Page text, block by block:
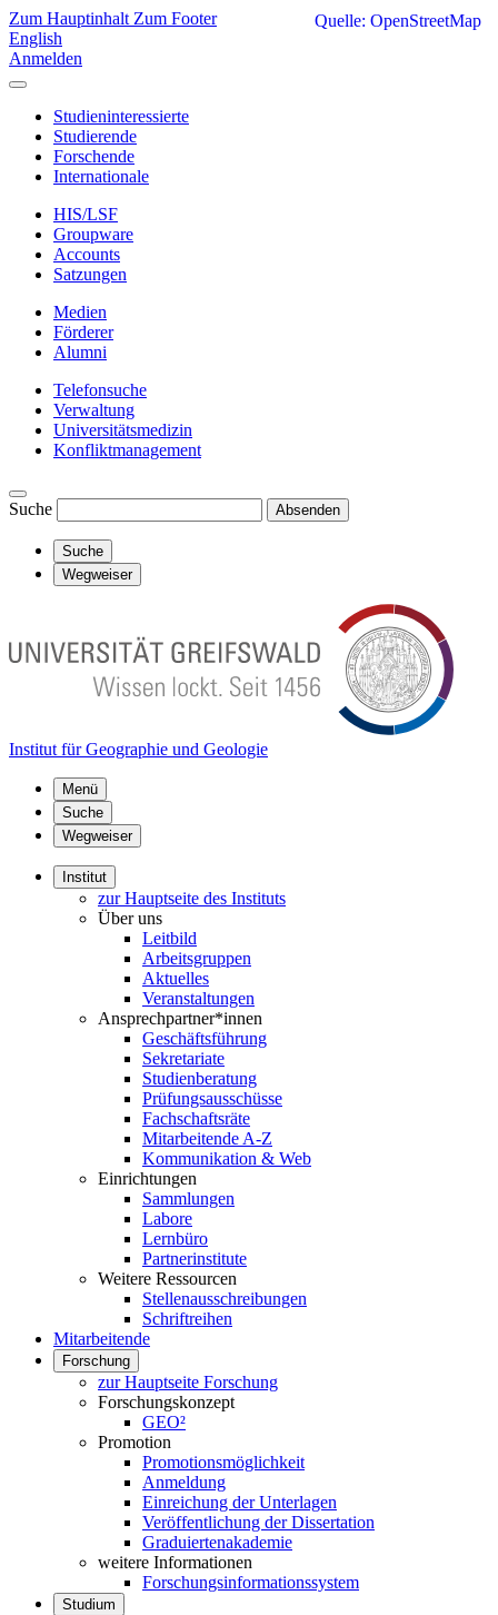
Zum Hauptinhalt Zum Footer
English
Anmelden
Studieninteressierte
Studierende
Forschende
Internationale
HIS/LSF
Groupware
Accounts
Satzungen
Medien
Förderer
Alumni
Telefonsuche
Verwaltung
Universitätsmedizin
Konfliktmanagement
Suche Absenden
Suche
Wegweiser
Institut für Geographie und Geologie
Menü
Suche
Wegweiser
Institut
zur Hauptseite des Instituts
Über uns
Leitbild
Arbeitsgruppen
Aktuelles
Veranstaltungen
Ansprechpartner*innen
Geschäftsführung
Sekretariate
Studienberatung
Prüfungsausschüsse
Fachschaftsräte
Mitarbeitende A-Z
Kommunikation & Web
Einrichtungen
Sammlungen
Labore
Lernbüro
Partnerinstitute
Weitere Ressourcen
Stellenausschreibungen
Schriftreihen
Mitarbeitende
Forschung
zur Hauptseite Forschung
Forschungskonzept
GEO²
Promotion
Promotionsmöglichkeit
Anmeldung
Einreichung der Unterlagen
Veröffentlichung der Dissertation
Graduiertenakademie
weitere Informationen
Forschungsinformationssystem
Studium
Quelle: OpenStreetMap